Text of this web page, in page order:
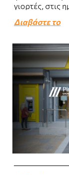
γιορτές, στις
Διαβάστε το